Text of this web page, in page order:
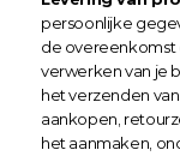
persoonlijke
de overeenkomst
verwerken van je
het verzenden
aankopen,
het aanmaken,